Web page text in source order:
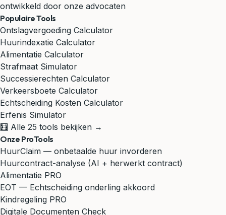
ontwikkeld door onze advocaten
Populaire Tools
Ontslagvergoeding Calculator
Huurindexatie Calculator
Alimentatie Calculator
Strafmaat Simulator
Successierechten Calculator
Verkeersboete Calculator
Echtscheiding Kosten Calculator
Erfenis Simulator
🧮 Alle 25 tools bekijken →
Onze ProTools
HuurClaim — onbetaalde huur invorderen
Huurcontract-analyse (AI + herwerkt contract)
Alimentatie PRO
EOT — Echtscheiding onderling akkoord
Kindregeling PRO
Digitale Documenten Check